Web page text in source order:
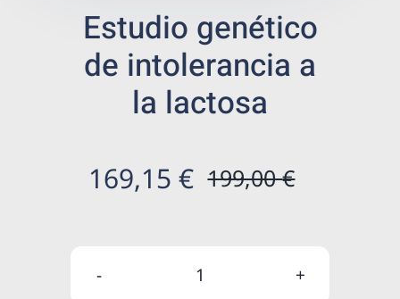
Tienda de salud
Centros ecommerce
Estudio genético
de intolerancia a
la lactosa
199,00€El
original
169,15 €
El
actual
Estudio